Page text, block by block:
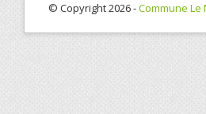
© Copyright 2026 -Commune Le